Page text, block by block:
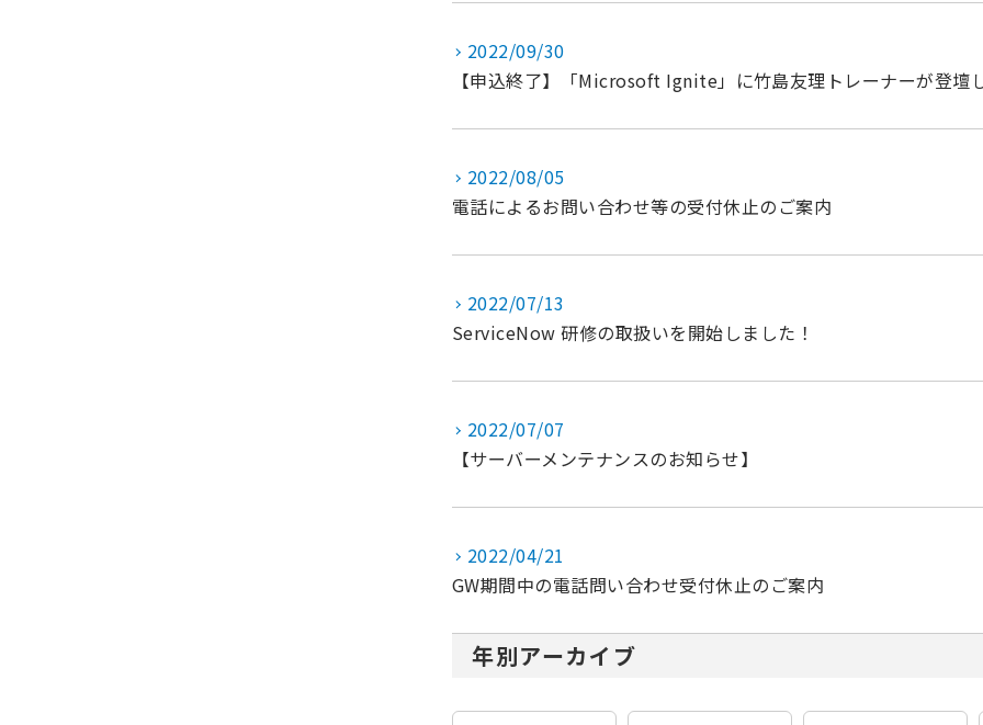
2022/09/30
【申込終了】「Microsoft Ignite」に竹島友理トレーナーが登壇
2022/08/05
電話によるお問い合わせ等の受付休止のご案内
2022/07/13
ServiceNow 研修の取扱いを開始しました！
2022/07/07
【サーバーメンテナンスのお知らせ】
2022/04/21
GW期間中の電話問い合わせ受付休止のご案内
年別アーカイブ